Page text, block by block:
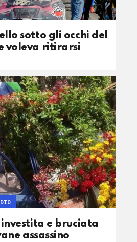
sotto gli occhi del
voleva ritirarsi
investita e bruciata
assassino